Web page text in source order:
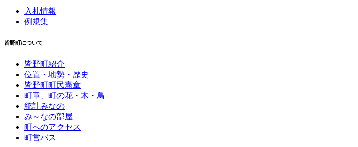
入札情報
例規集
皆野町について
皆野町紹介
位置・地勢・歴史
皆野町町民憲章
町章、町の花・木・鳥
統計みなの
み～なの部屋
町へのアクセス
町営バス